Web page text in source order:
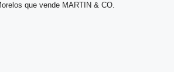
que vende MARTIN & CO.